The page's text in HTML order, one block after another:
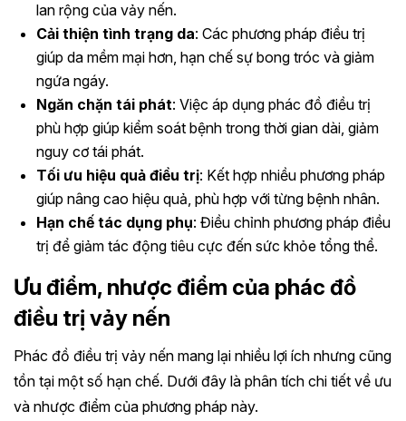
lan rộng của vảy nến.
Cải thiện tình trạng da: Các phương pháp điều trị
giúp da mềm mại hơn, hạn chế sự bong tróc và giảm
ngứa ngáy.
Ngăn chặn tái phát: Việc áp dụng phác đồ điều trị
phù hợp giúp kiểm soát bệnh trong thời gian dài, giảm
nguy cơ tái phát.
Tối ưu hiệu quả điều trị: Kết hợp nhiều phương pháp
giúp nâng cao hiệu quả, phù hợp với từng bệnh nhân.
Hạn chế tác dụng phụ: Điều chỉnh phương pháp điều
trị để giảm tác động tiêu cực đến sức khỏe tổng thể.
Ưu điểm, nhược điểm của phác đồ
điều trị vảy nến
Phác đồ điều trị vảy nến mang lại nhiều lợi ích nhưng cũng
tồn tại một số hạn chế. Dưới đây là phân tích chi tiết về ưu
và nhược điểm của phương pháp này.